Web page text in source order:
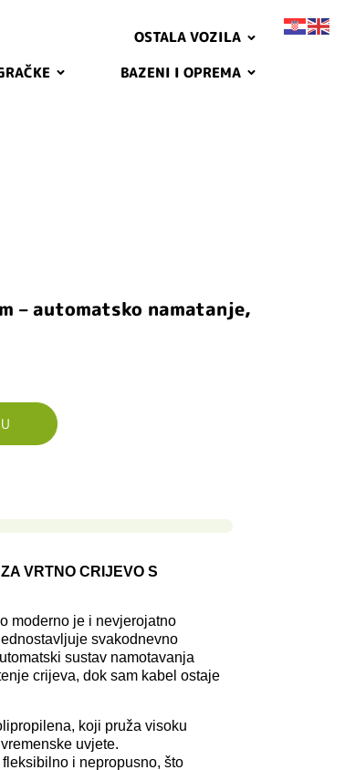
OSTALA VOZILA
BAZENI I OPREMA
– automatsko namatanje,
VRTNO CRIJEVO S
moderno je i nevjerojatno
svakodnevno
sustav namotavanja
crijeva, dok sam kabel ostaje
koji pruža visoku
uvjete.
i nepropusno, što